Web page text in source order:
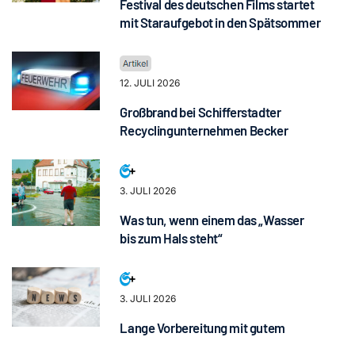
Festival des deutschen Films startet
mit Staraufgebot in den Spätsommer
12. JULI 2026
Großbrand bei Schifferstadter
Recyclingunternehmen Becker
3. JULI 2026
Was tun, wenn einem das „Wasser
bis zum Hals steht“
3. JULI 2026
Lange Vorbereitung mit gutem